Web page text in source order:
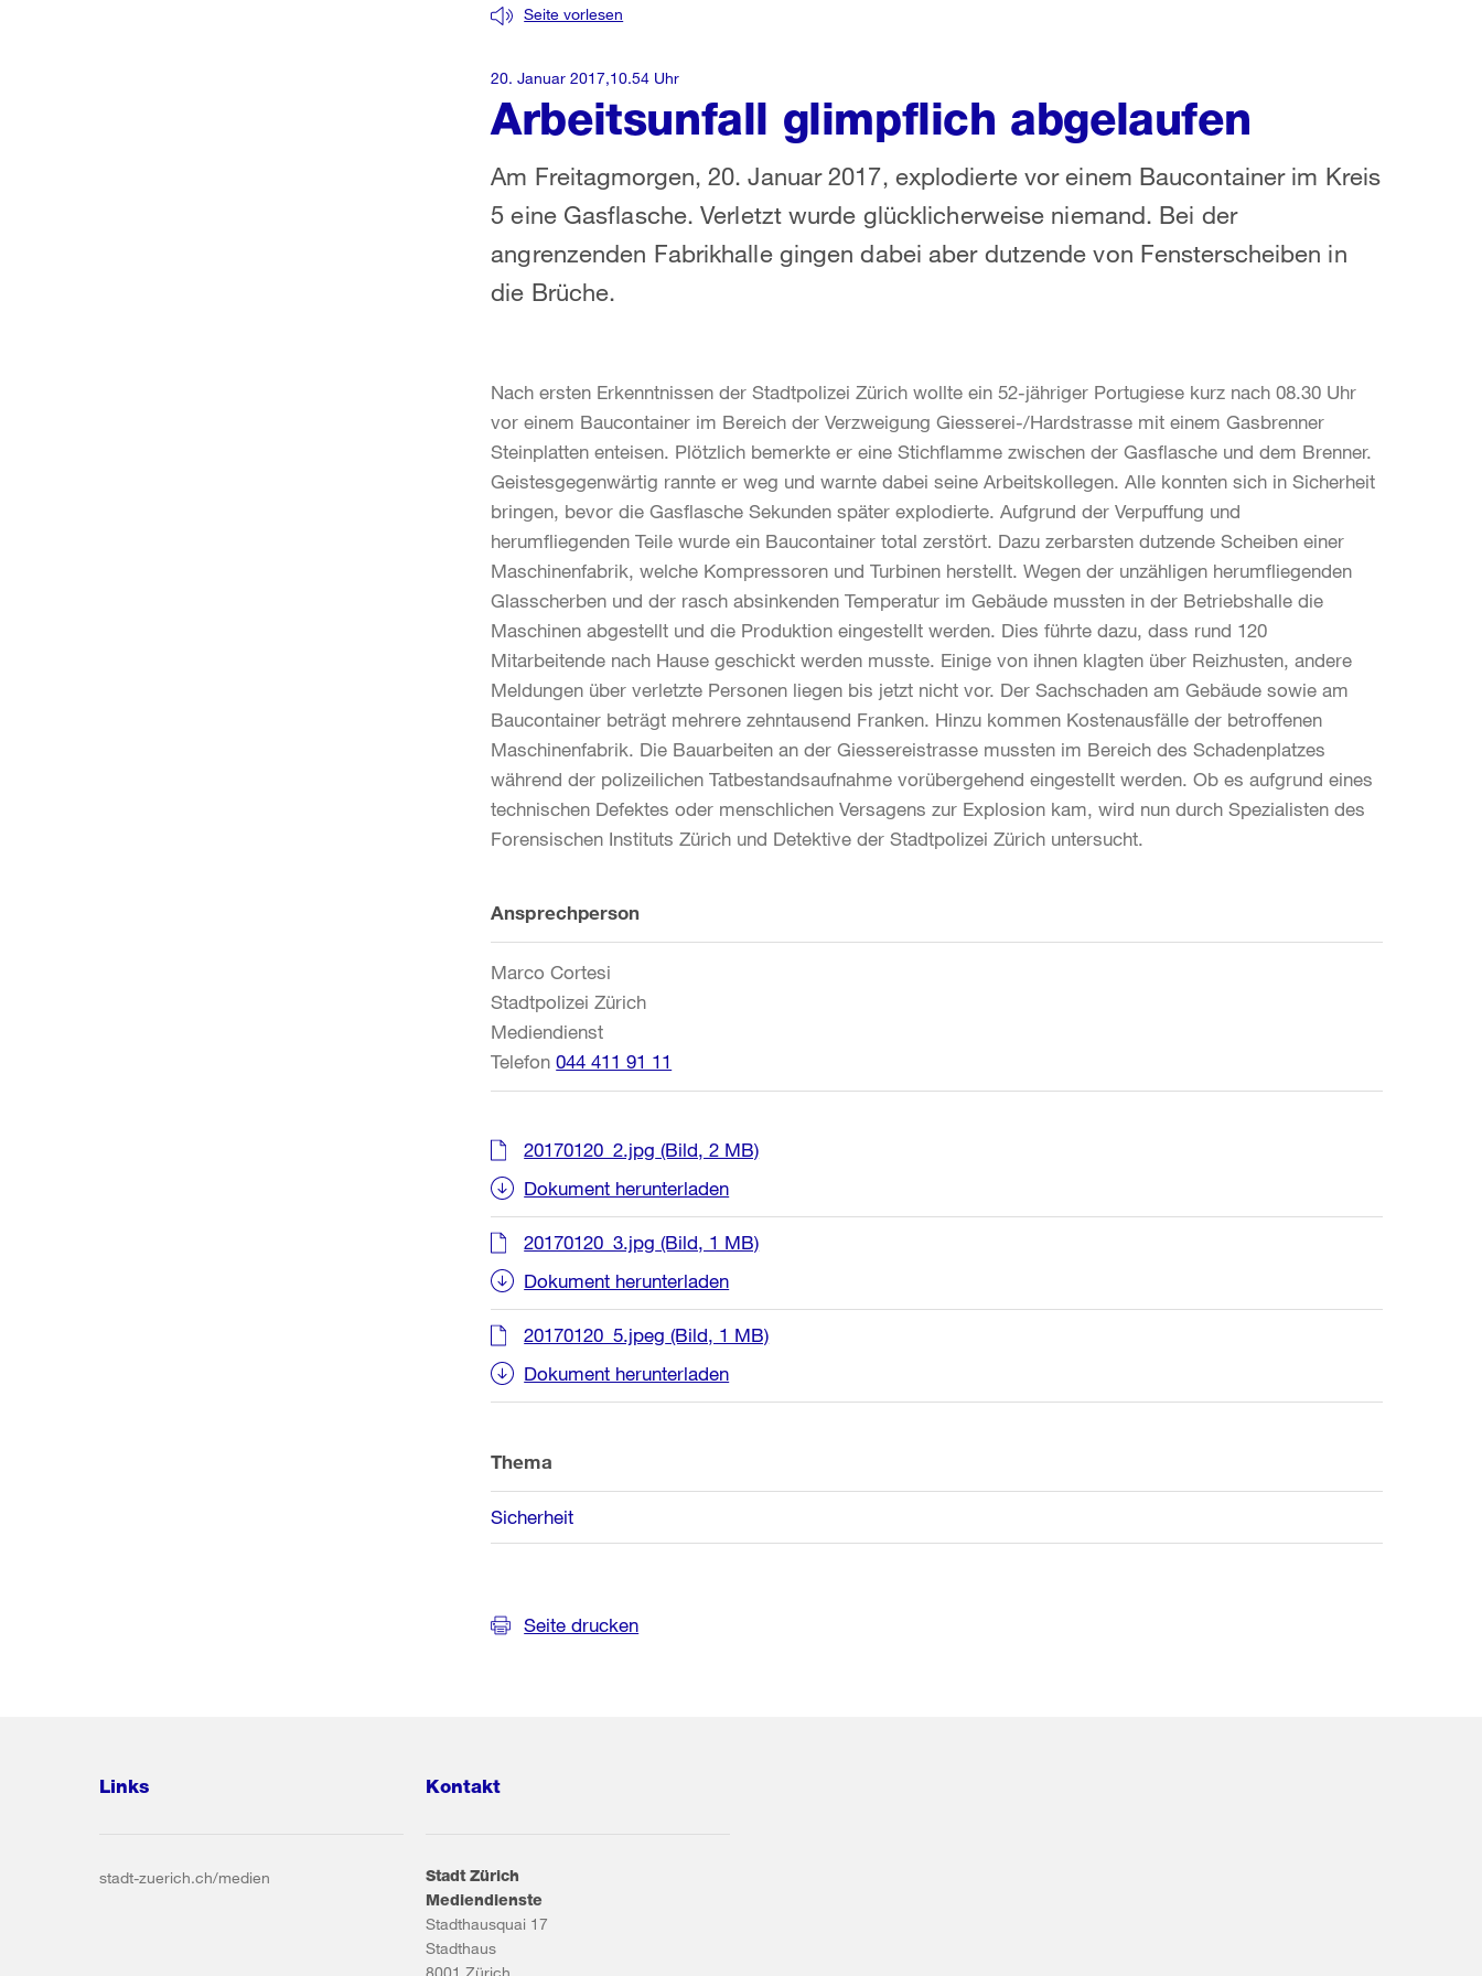
Arbeitsunfall glimpflich abgelaufen
Seite vorlesen
Am Freitagmorgen, 20. Januar 2017, explodierte vor einem Baucontainer im Kreis
5 eine Gasflasche. Verletzt wurde glücklicherweise niemand. Bei der
angrenzenden Fabrikhalle gingen dabei aber dutzende von Fensterscheiben in
die Brüche.
20. Januar 2017,10.54 Uhr
Nach ersten Erkenntnissen der Stadtpolizei Zürich wollte ein 52-jähriger Portugiese kurz nach 08.30 Uhr
vor einem Baucontainer im Bereich der Verzweigung Giesserei-/Hardstrasse mit einem Gasbrenner
Steinplatten enteisen. Plötzlich bemerkte er eine Stichflamme zwischen der Gasflasche und dem Brenner.
Geistesgegenwärtig rannte er weg und warnte dabei seine Arbeitskollegen. Alle konnten sich in Sicherheit
bringen, bevor die Gasflasche Sekunden später explodierte. Aufgrund der Verpuffung und
herumfliegenden Teile wurde ein Baucontainer total zerstört. Dazu zerbarsten dutzende Scheiben einer
Maschinenfabrik, welche Kompressoren und Turbinen herstellt. Wegen der unzähligen herumfliegenden
Glasscherben und der rasch absinkenden Temperatur im Gebäude mussten in der Betriebshalle die
Maschinen abgestellt und die Produktion eingestellt werden. Dies führte dazu, dass rund 120
Mitarbeitende nach Hause geschickt werden musste. Einige von ihnen klagten über Reizhusten, andere
Meldungen über verletzte Personen liegen bis jetzt nicht vor. Der Sachschaden am Gebäude sowie am
Baucontainer beträgt mehrere zehntausend Franken. Hinzu kommen Kostenausfälle der betroffenen
Maschinenfabrik. Die Bauarbeiten an der Giessereistrasse mussten im Bereich des Schadenplatzes
während der polizeilichen Tatbestandsaufnahme vorübergehend eingestellt werden. Ob es aufgrund eines
technischen Defektes oder menschlichen Versagens zur Explosion kam, wird nun durch Spezialisten des
Forensischen Instituts Zürich und Detektive der Stadtpolizei Zürich untersucht.
Weitere
Informationen
Ansprechperson
Marco Cortesi
Stadtpolizei Zürich
Mediendienst
Telefon 044 411 91 11
20170120_2.jpg (Bild, 2 MB)
Dokument herunterladen
20170120_3.jpg (Bild, 1 MB)
Dokument herunterladen
20170120_5.jpeg (Bild, 1 MB)
Dokument herunterladen
Thema
Sicherheit
Seite drucken
Links
stadt-zuerich.ch/medien
Kontakt
Stadt Zürich
Mediendienste
Stadthausquai 17
Stadthaus